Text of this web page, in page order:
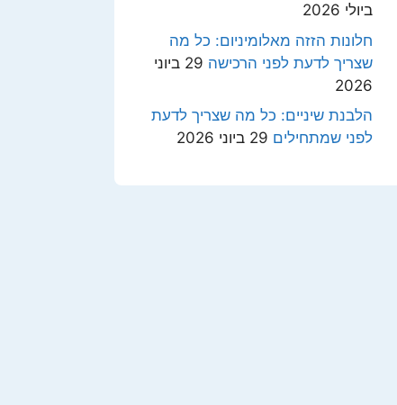
ביולי 2026
חלונות הזזה מאלומיניום: כל מה
שצריך לדעת לפני הרכישה
29 ביוני
2026
הלבנת שיניים: כל מה שצריך לדעת
לפני שמתחילים 29 ביוני 2026